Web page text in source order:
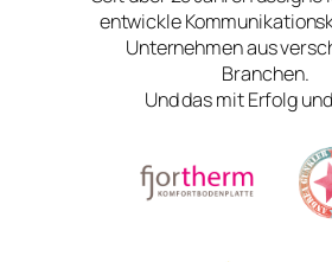
entwickle
Unternehmen aus
Branchen.
Und das mit Erfolg